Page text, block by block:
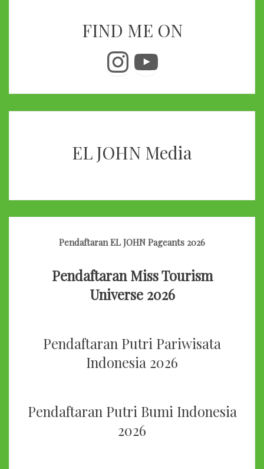
FIND ME ON
Instagram
YouTube
EL JOHN Media
Pendaftaran EL JOHN Pageants 2026
Pendaftaran Miss Tourism
Universe 2026
Pendaftaran Putri Pariwisata
Indonesia 2026
Pendaftaran Putri Bumi Indonesia
2026